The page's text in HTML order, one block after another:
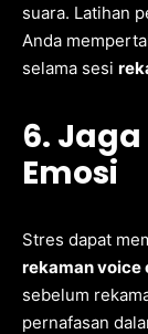
suara. Latihan
Anda
selama sesi
6.
Emosi
Stres dapat
rekaman voice
sebelum
pernafasan